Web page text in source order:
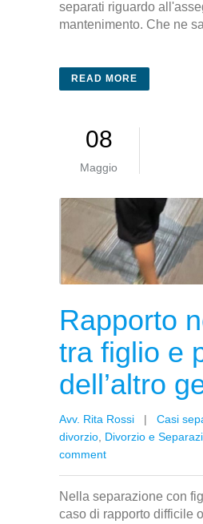
separati riguardo
mantenimento. Che ne
READ MORE
08
Maggio
Rapporto
tra figlio e
dell’altro
Avv. Rita Rossi | Casi
divorzio Divorzio e
comment
Nella separazione con
caso di rapporto difficile